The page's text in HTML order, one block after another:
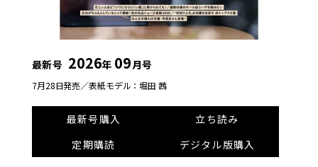
最新号 2026年 09月号
7月28日発売／表紙モデル：堀田 茜
最新号購入
立ち読み
定期購読
デジタル版購入